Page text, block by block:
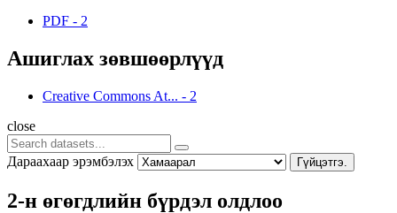
PDF - 2
Ашиглах зөвшөөрлүүд
Creative Commons At... - 2
close
Дараахаар эрэмбэлэх Гүйцэтгэ.
2-н өгөгдлийн бүрдэл олдлоо